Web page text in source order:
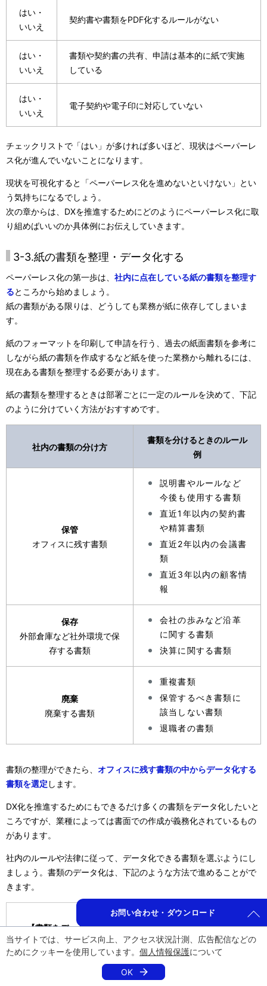
当サイトでは、サービス向上、アクセス状況計測、広告配信などの
ためにクッキーを使用しています。 個人情報保護について
OK
はい・
いいえ
契約書や書類をPDF化するルールがない
はい・
いいえ
書類や契約書の共有、申請は基本的に紙で実施
している
はい・
いいえ
電子契約や電子印に対応していない
チェックリストで「はい」が多ければ多いほど、現状はペーパーレ
ス化が進んでいないことになります。
現状を可視化すると「ペーパーレス化を進めないといけない」とい
う気持ちになるでしょう。
次の章からは、DXを推進するためにどのようにペーパーレス化に取
り組めばいいのか具体例にお伝えしていきます。
3-3.紙の書類を整理・データ化する
ペーパーレス化の第一歩は、 社内に点在している紙の書類を整理す
るところから始めましょう。
紙の書類がある限りは、どうしても業務が紙に依存してしまいま
す。
紙のフォーマットを印刷して申請を行う、過去の紙面書類を参考に
しながら紙の書類を作成するなど紙を使った業務から離れるには、
現在ある書類を整理する必要があります。
紙の書類を整理するときは部署ごとに一定のルールを決めて、下記
のように分けていく方法がおすすめです。
社内の書類の分け方
書類を分けるときのルール
例
保管
オフィスに残す書類
説明書やルールなど
今後も使用する書類
直近1年以内の契約書
や精算書類
直近2年以内の会議書
類
直近3年以内の顧客情
報
保存
外部倉庫など社外環境で保
存する書類
会社の歩みなど沿革
に関する書類
決算に関する書類
廃棄
廃棄する書類
重複書類
保管するべき書類に
該当しない書類
退職者の書類
書類の整理ができたら、 オフィスに残す書類の中からデータ化する
書類を選定 します。
DX化を推進するためにもできるだけ多くの書類をデータ化したいと
ころですが、業種によっては書面での作成が義務化されているもの
があります。
社内のルールや法律に従って、データ化できる書類を選ぶようにし
ましょう。書類のデータ化は、下記のような方法で進めることがで
きます。
【書類をデータ化する方法の一例】
紙面の書類をスキャンしてデータ化する
紙面のデータをExcelやワード、システム内に転
お問い合わせ・ダウンロード